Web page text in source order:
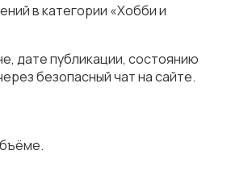
в категории «Хобби и
дате публикации, состоянию
безопасный чат на сайте.